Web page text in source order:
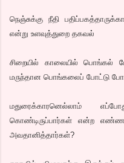
நெஞ்சுக்கு நீதி
என்று உளவுத்துறை தகவல்
சிறையில் காலையில் பொங்கல்
மருந்தான பொங்கலைப் போட்டு
மதுரைக்காரனெல்லாம்
கொண்டிருப்பார்கள் என்ற எண்ணம்
அவதானித்தார்கள்?